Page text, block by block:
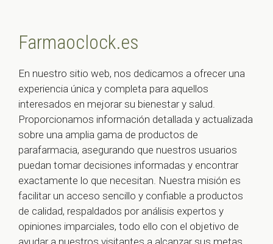
Farmaoclock.es
En nuestro sitio web, nos dedicamos a ofrecer una
experiencia única y completa para aquellos
interesados en mejorar su bienestar y salud.
Proporcionamos información detallada y actualizada
sobre una amplia gama de productos de
parafarmacia, asegurando que nuestros usuarios
puedan tomar decisiones informadas y encontrar
exactamente lo que necesitan. Nuestra misión es
facilitar un acceso sencillo y confiable a productos
de calidad, respaldados por análisis expertos y
opiniones imparciales, todo ello con el objetivo de